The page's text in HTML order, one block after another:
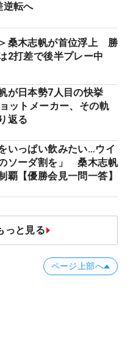
逆転へ
桑木志帆が首位浮上 勝
2打差で後半プレー中
が日本勢7人目の快挙
ットメーカー、その軌
返る
いっぱい飲みたい…ウイ
ソーダ割を」 桑木志帆
覇【優勝会見一問一答】
っと見る
ページ上部へ